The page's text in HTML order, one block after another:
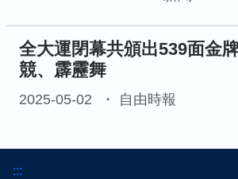
全大運閉幕共頒出539面金
競、霹靂舞
2025-05-02 自由時報
:::